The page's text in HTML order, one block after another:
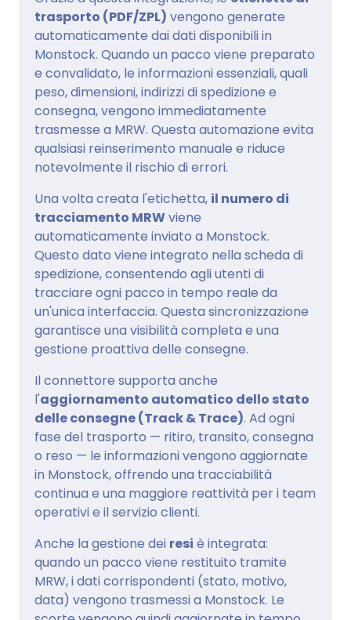
trasporto (PDF/ZPL) vengono generate
automaticamente dai dati disponibili in
Monstock. Quando un pacco viene preparato
e convalidato, le informazioni essenziali, quali
peso, dimensioni, indirizzi di spedizione e
consegna, vengono immediatamente
trasmesse a MRW. Questa automazione evita
qualsiasi reinserimento manuale e riduce
notevolmente il rischio di errori.
Una volta creata l'etichetta, il numero di
tracciamento MRWviene
automaticamente inviato a Monstock.
Questo dato viene integrato nella scheda di
spedizione, consentendo agli utenti di
tracciare ogni pacco in tempo reale da
un'unica interfaccia. Questa sincronizzazione
garantisce una visibilità completa e una
gestione proattiva delle consegne.
Il connettore supporta anche
l'aggiornamento automatico dello stato
delle consegne (Track & Trace). Ad ogni
fase del trasporto — ritiro, transito, consegna
o reso — le informazioni vengono aggiornate
in Monstock, offrendo una tracciabilità
continua e una maggiore reattività per i team
operativi e il servizio clienti.
Anche la gestione dei resi è integrata:
quando un pacco viene restituito tramite
MRW, i dati corrispondenti (stato, motivo,
data) vengono trasmessi a Monstock. Le